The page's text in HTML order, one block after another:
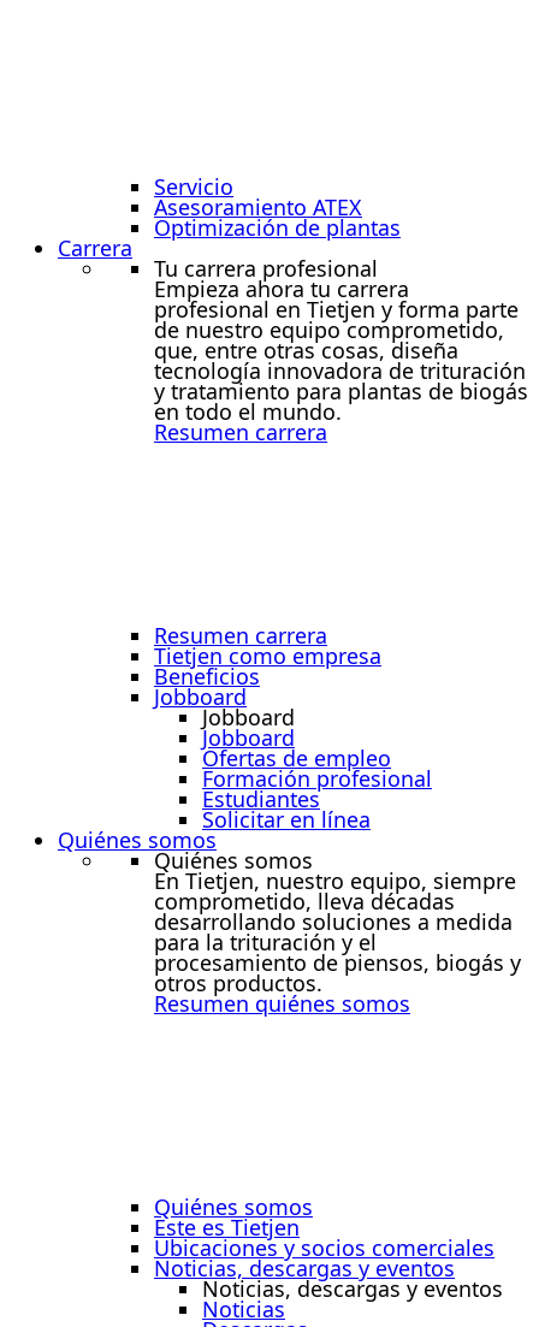
Servicio
Asesoramiento ATEX
Optimización de plantas
Carrera
Tu carrera profesional
Empieza ahora tu carrera
profesional en Tietjen y forma parte
de nuestro equipo comprometido,
que, entre otras cosas, diseña
tecnología innovadora de trituración
y tratamiento para plantas de biogás
en todo el mundo.
Resumen carrera
Resumen carrera
Tietjen como empresa
Beneficios
Jobboard
Jobboard
Jobboard
Ofertas de empleo
Formación profesional
Estudiantes
Solicitar en línea
Quiénes somos
Quiénes somos
En Tietjen, nuestro equipo, siempre
comprometido, lleva décadas
desarrollando soluciones a medida
para la trituración y el
procesamiento de piensos, biogás y
otros productos.
Resumen quiénes somos
Quiénes somos
Este es Tietjen
Ubicaciones y socios comerciales
Noticias, descargas y eventos
Noticias, descargas y eventos
Noticias